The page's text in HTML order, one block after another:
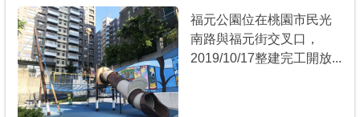
福元公園位在桃園市民光
南路與福元街交叉口，
2019/10/17整建完工開放...